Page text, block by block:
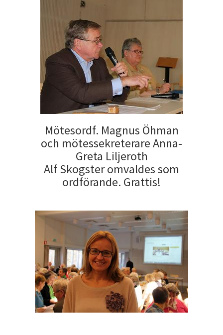
Mötesordf. Magnus Öhman
och mötessekreterare Anna-
Greta Liljeroth
Alf Skogster omvaldes som
ordförande. Grattis!